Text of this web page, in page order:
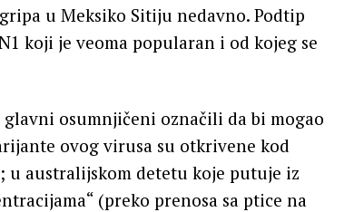
u Meksiko Sitiju nedavno. Podtip
koji je veoma popularan i od kojeg se
osumnjičeni označili da bi mogao
ovog virusa su otkrivene kod
u australijskom detetu koje putuje iz
(preko prenosa sa ptice na